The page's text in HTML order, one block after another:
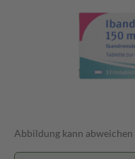
Abbildung kann abweichen